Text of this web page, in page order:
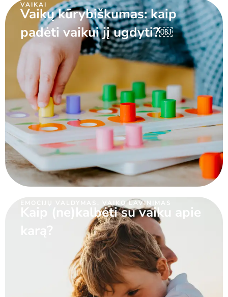
VAIKAI
Vaikų kūrybiškumas: kaip
padėti vaikui jį ugdyti?￼
EMOCIJŲ VALDYMAS , VAIKO LAVINIMAS
Kaip (ne)kalbėti su vaiku apie